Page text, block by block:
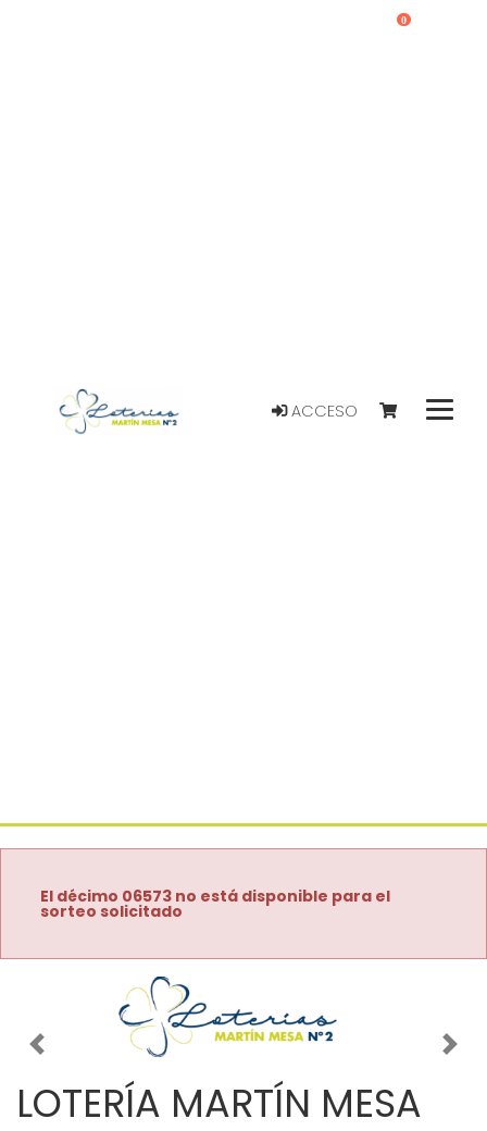
ACCESO
0
El décimo 06573 no está disponible para el
sorteo solicitado
Imagen anterior
LOTERÍA MARTÍN MESA